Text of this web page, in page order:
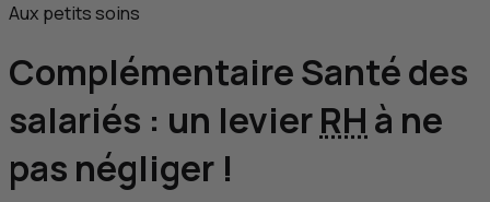
Aux petits soins
Complémentaire Santé des
salariés : un levierRH à ne
pas négliger !